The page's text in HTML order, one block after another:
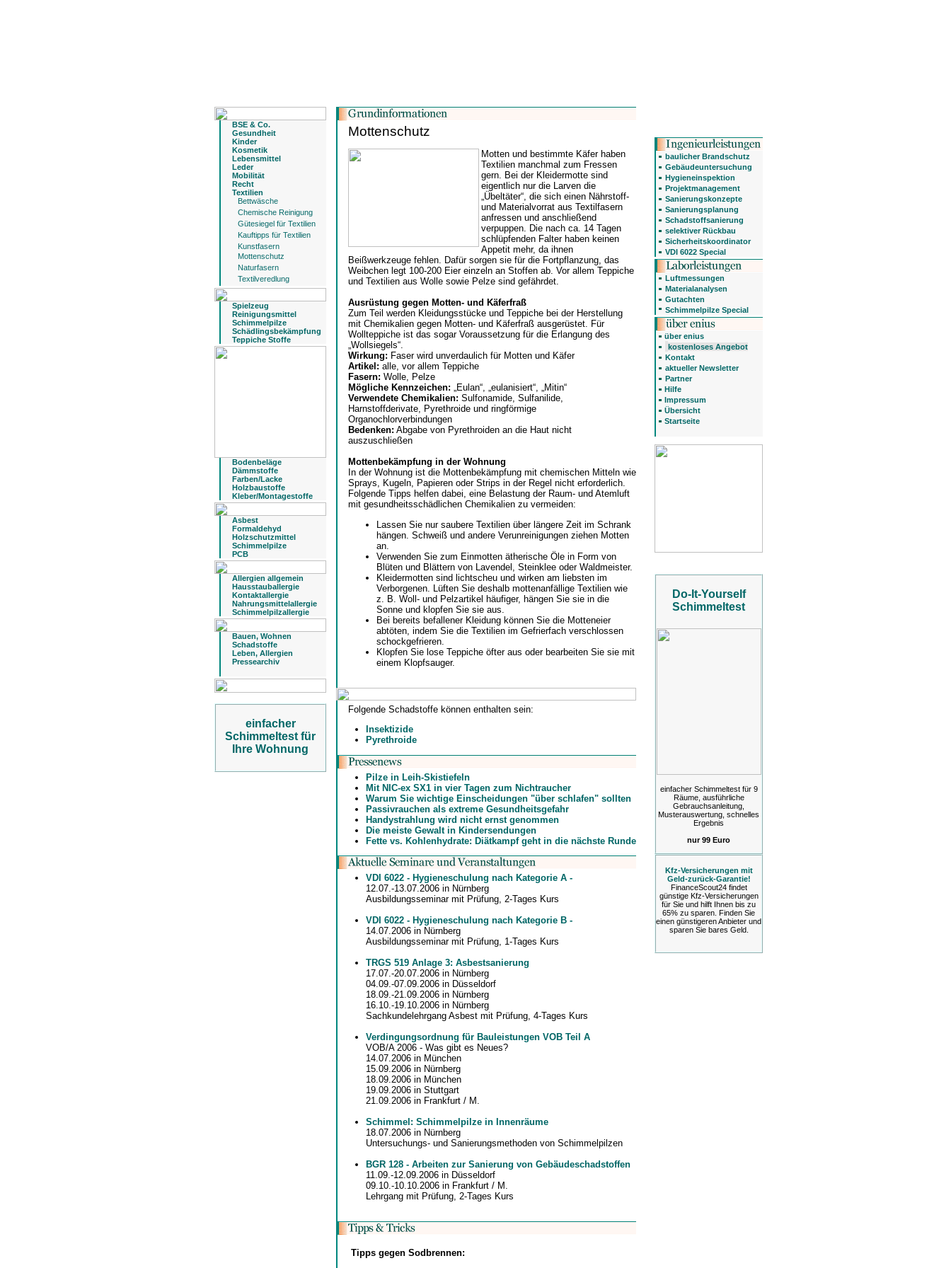
BSE & Co.
Gesundheit
Kinder
Kosmetik
Lebensmittel
Leder
Mobilität
Recht
Textilien
Bettwäsche
Chemische Reinigung
Gütesiegel für Textilien
Kauftipps für Textilien
Kunstfasern
Mottenschutz
Naturfasern
Textilveredlung
Spielzeug
Reinigungsmittel
Schimmelpilze
Schädlingsbekämpfung
Teppiche Stoffe
Bodenbeläge
Dämmstoffe
Farben/Lacke
Holzbaustoffe
Kleber/Montagestoffe
Asbest
Formaldehyd
Holzschutzmittel
Schimmelpilze
PCB
Allergien allgemein
Hausstauballergie
Kontaktallergie
Nahrungsmittelallergie
Schimmelpilzallergie
Bauen, Wohnen
Schadstoffe
Leben, Allergien
Pressearchiv
einfacher
Schimmeltest für
Ihre Wohnung
Mottenschutz
Motten und bestimmte Käfer haben
Textilien manchmal zum Fressen
gern. Bei der Kleidermotte sind
eigentlich nur die Larven die
„Übeltäter“, die sich einen Nährstoff-
und Materialvorrat aus Textilfasern
anfressen und anschließend
verpuppen. Die nach ca. 14 Tagen
schlüpfenden Falter haben keinen
Appetit mehr, da ihnen
Beißwerkzeuge fehlen. Dafür sorgen sie für die Fortpflanzung, das
Weibchen legt 100-200 Eier einzeln an Stoffen ab. Vor allem Teppiche
und Textilien aus Wolle sowie Pelze sind gefährdet.
Ausrüstung gegen Motten- und Käferfraß
Zum Teil werden Kleidungsstücke und Teppiche bei der Herstellung
mit Chemikalien gegen Motten- und Käferfraß ausgerüstet. Für
Wollteppiche ist das sogar Voraussetzung für die Erlangung des
„Wollsiegels“.
Wirkung: Faser wird unverdaulich für Motten und Käfer
Artikel: alle, vor allem Teppiche
Fasern: Wolle, Pelze
Mögliche Kennzeichen: „Eulan“, „eulanisiert“, „Mitin“
Verwendete Chemikalien: Sulfonamide, Sulfanilide,
Harnstoffderivate, Pyrethroide und ringförmige
Organochlorverbindungen
Bedenken: Abgabe von Pyrethroiden an die Haut nicht
auszuschließen
Mottenbekämpfung in der Wohnung
In der Wohnung ist die Mottenbekämpfung mit chemischen Mitteln wie
Sprays, Kugeln, Papieren oder Strips in der Regel nicht erforderlich.
Folgende Tipps helfen dabei, eine Belastung der Raum- und Atemluft
mit gesundheitsschädlichen Chemikalien zu vermeiden:
Lassen Sie nur saubere Textilien über längere Zeit im Schrank
hängen. Schweiß und andere Verunreinigungen ziehen Motten
an.
Verwenden Sie zum Einmotten ätherische Öle in Form von
Blüten und Blättern von Lavendel, Steinklee oder Waldmeister.
Kleidermotten sind lichtscheu und wirken am liebsten im
Verborgenen. Lüften Sie deshalb mottenanfällige Textilien wie
z. B. Woll- und Pelzartikel häufiger, hängen Sie sie in die
Sonne und klopfen Sie sie aus.
Bei bereits befallener Kleidung können Sie die Motteneier
abtöten, indem Sie die Textilien im Gefrierfach verschlossen
schockgefrieren.
Klopfen Sie lose Teppiche öfter aus oder bearbeiten Sie sie mit
einem Klopfsauger.
Folgende Schadstoffe können enthalten sein:
Insektizide
Pyrethroide
Pilze in Leih-Skistiefeln
Mit NIC-ex SX1 in vier Tagen zum Nichtraucher
Warum Sie wichtige Einscheidungen "über schlafen" sollten
Passivrauchen als extreme Gesundheitsgefahr
Handystrahlung wird nicht ernst genommen
Die meiste Gewalt in Kindersendungen
Fette vs. Kohlenhydrate: Diätkampf geht in die nächste Runde
VDI 6022 - Hygieneschulung nach Kategorie A -
12.07.-13.07.2006 in Nürnberg
Ausbildungsseminar mit Prüfung, 2-Tages Kurs
VDI 6022 - Hygieneschulung nach Kategorie B -
14.07.2006 in Nürnberg
Ausbildungsseminar mit Prüfung, 1-Tages Kurs
TRGS 519 Anlage 3: Asbestsanierung
17.07.-20.07.2006 in Nürnberg
04.09.-07.09.2006 in Düsseldorf
18.09.-21.09.2006 in Nürnberg
16.10.-19.10.2006 in Nürnberg
Sachkundelehrgang Asbest mit Prüfung, 4-Tages Kurs
Verdingungsordnung für Bauleistungen VOB Teil A
VOB/A 2006 - Was gibt es Neues?
14.07.2006 in München
15.09.2006 in Nürnberg
18.09.2006 in München
19.09.2006 in Stuttgart
21.09.2006 in Frankfurt / M.
Schimmel: Schimmelpilze in Innenräume
18.07.2006 in Nürnberg
Untersuchungs- und Sanierungsmethoden von Schimmelpilzen
BGR 128 - Arbeiten zur Sanierung von Gebäudeschadstoffen
11.09.-12.09.2006 in Düsseldorf
09.10.-10.10.2006 in Frankfurt / M.
Lehrgang mit Prüfung, 2-Tages Kurs
Tipps gegen Sodbrennen:
baulicher Brandschutz
Gebäudeuntersuchung
Hygieneinspektion
Projektmanagement
Sanierungskonzepte
Sanierungsplanung
Schadstoffsanierung
selektiver Rückbau
Sicherheitskoordinator
VDI 6022 Special
Luftmessungen
Materialanalysen
Gutachten
Schimmelpilze Special
über enius
kostenloses Angebot
Kontakt
aktueller Newsletter
Partner
Hilfe
Impressum
Übersicht
Startseite
Do-It-Yourself
Schimmeltest
einfacher Schimmeltest für 9
Räume, ausführliche
Gebrauchsanleitung,
Musterauswertung, schnelles
Ergebnis
nur 99 Euro
Kfz-Versicherungen mit
Geld-zurück-Garantie!
FinanceScout24 findet
günstige Kfz-Versicherungen
für Sie und hilft Ihnen bis zu
65% zu sparen. Finden Sie
einen günstigeren Anbieter und
sparen Sie bares Geld.